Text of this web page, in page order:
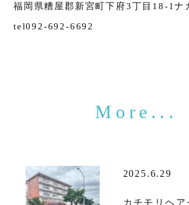
福岡県糟屋郡新宮町下府3丁目18-1ナ
tel092-692-6692
2025.6.29
カチモリヘア